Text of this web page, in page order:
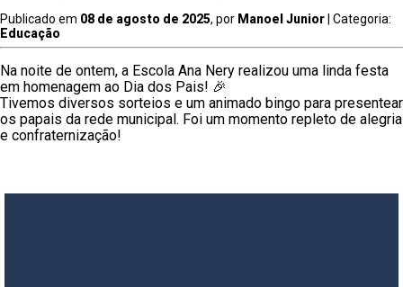
Publicado em 08 de agosto de 2025, por Manoel Junior | Categoria:
Educação
Na noite de ontem, a Escola Ana Nery realizou uma linda festa
em homenagem ao Dia dos Pais! 🎉
Tivemos diversos sorteios e um animado bingo para presentear
os papais da rede municipal. Foi um momento repleto de alegria
e confraternização!